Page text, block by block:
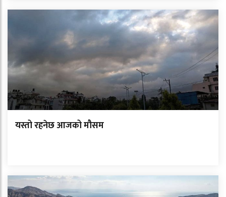
यस्तो रहनेछ आजको मौसम